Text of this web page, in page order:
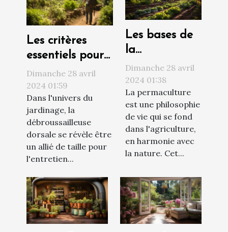
Les critères
essentiels pour
choisir la
meilleure
débroussailleuse
dorsale pour
votre jardin en
2024
Dimanche 28 avril
2024 01:59
Dans l'univers du
jardinage, la
débroussailleuse
dorsale se révèle être
un allié de taille pour
l'entretien...
Les bases de
la
permaculture
pour un jardin
écologique et
autosuffisant
Dimanche 28 avril
2024 01:38
La permaculture
est une philosophie
de vie qui se fond
dans l'agriculture,
en harmonie avec
la nature. Cet...